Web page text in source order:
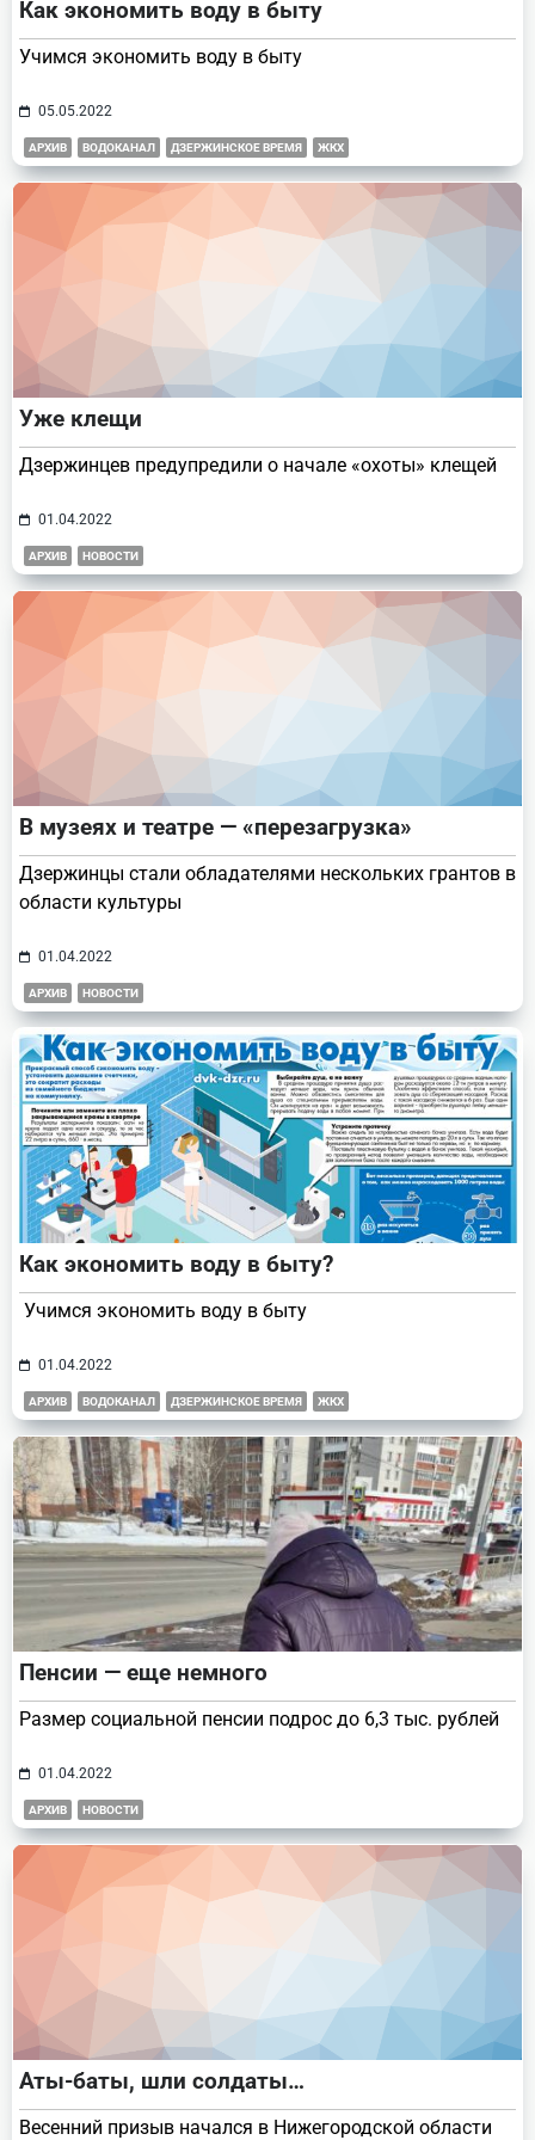
Как экономить воду в быту
Учимся экономить воду в быту
05.05.2022
АРХИВ ВОДОКАНАЛ ДЗЕРЖИНСКОЕ ВРЕМЯ ЖКХ
Уже клещи
Дзержинцев предупредили о начале «охоты» клещей
01.04.2022
АРХИВ НОВОСТИ
В музеях и театре — «перезагрузка»
Дзержинцы стали обладателями нескольких грантов в
области культуры
01.04.2022
АРХИВ НОВОСТИ
Как экономить воду в быту?
Учимся экономить воду в быту
01.04.2022
АРХИВ ВОДОКАНАЛ ДЗЕРЖИНСКОЕ ВРЕМЯ ЖКХ
Пенсии — еще немного
Размер социальной пенсии подрос до 6,3 тыс. рублей
01.04.2022
АРХИВ НОВОСТИ
Аты-баты, шли солдаты…
Весенний призыв начался в Нижегородской области